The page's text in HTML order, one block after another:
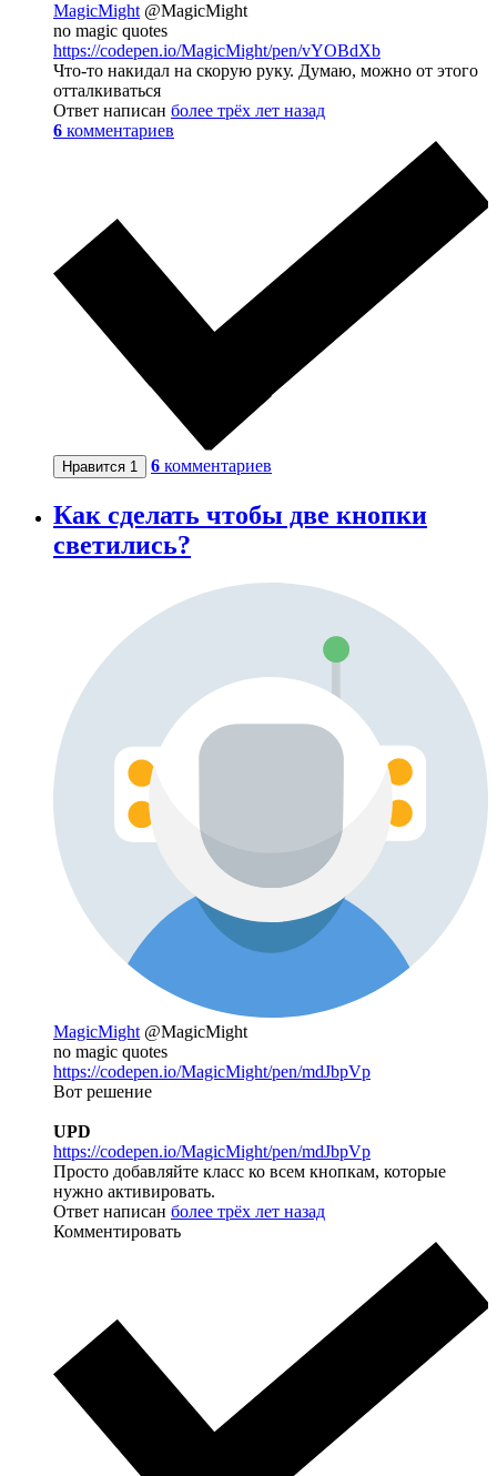
MagicMight @MagicMight
no magic quotes
https://codepen.io/MagicMight/pen/vYOBdXb
Что-то накидал на скорую руку. Думаю, можно от этого
отталкиваться
Ответ написан более трёх лет назад
6 комментариев
Нравится 1 6 комментариев
Как сделать чтобы две кнопки
светились?
MagicMight @MagicMight
no magic quotes
https://codepen.io/MagicMight/pen/mdJbpVp
Вот решение
UPD
https://codepen.io/MagicMight/pen/mdJbpVp
Просто добавляйте класс ко всем кнопкам, которые
нужно активировать.
Ответ написан более трёх лет назад
Комментировать